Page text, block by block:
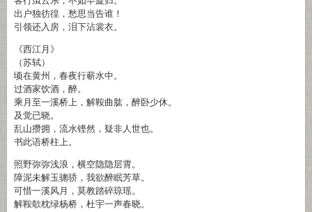
出户独彷徨，愁思当告谁！
引领还入房，泪下沾裳衣。
《西江月》
（苏轼）
顷在黄州，春夜行蕲水中。
过酒家饮酒，醉。
乘月至一溪桥上，解鞍曲肱，醉卧少休。
及觉已晓。
乱山攒拥，流水铿然，疑非人世也。
书此语桥柱上。
照野弥弥浅浪，横空隐隐层霄。
障泥未解玉骢骄，我欲醉眠芳草。
可惜一溪风月，莫教踏碎琼瑶。
解鞍欹枕绿杨桥，杜宇一声春晓。